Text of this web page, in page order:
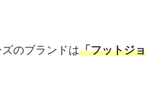
のブランドは「フットジョ